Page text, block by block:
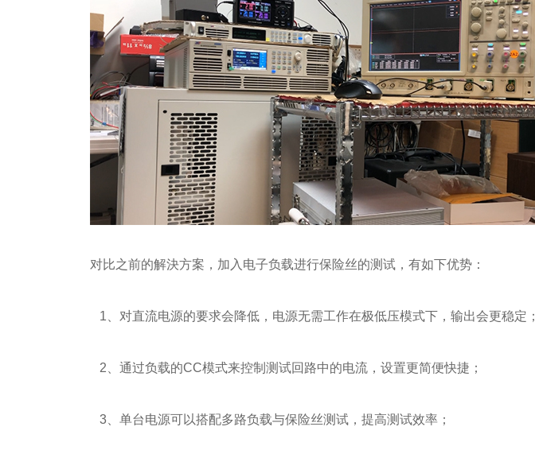
对比之前的解決方案，加入电子负载进行保险丝的测试，有如下优势：
1、对直流电源的要求会降低，电源无需工作在极低压模式下，输出会更稳定；
2、通过负载的CC模式来控制测试回路中的电流，设置更简便快捷；
3、单台电源可以搭配多路负载与保险丝测试，提高测试效率；